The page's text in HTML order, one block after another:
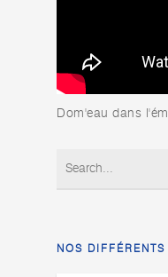
Dom'eau dans
NOS